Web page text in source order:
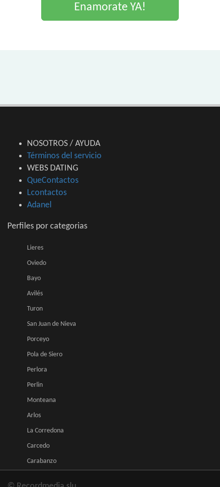
Enamorate YA!
NOSOTROS / AYUDA
Términos del servicio
WEBS DATING
QueContactos
Lcontactos
Adanel
Perfiles por categorias
Lieres
Oviedo
Bayo
Avilés
Turon
San Juan de Nieva
Porceyo
Pola de Siero
Perlora
Perlin
Monteana
Arlos
La Corredona
Carcedo
Carabanzo